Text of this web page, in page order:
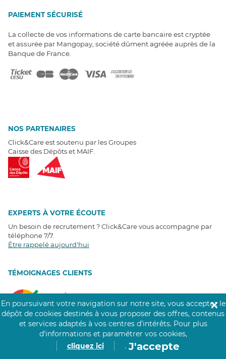
PAIEMENT SÉCURISÉ
La collecte de vos informations de carte bancaire est cryptée
et assurée par Mangopay, société dûment agréée auprès de la
Banque de France.
NOS PARTENAIRES
Click&Care est soutenu par les Groupes
Caisse des Dépôts et MAIF.
EXPERTS À VOTRE ÉCOUTE
Un besoin de recrutement ? Click&Care vous accompagne par
téléphone 7/7
Être rappelé aujourd'hui
TÉMOIGNAGES CLIENTS
4,6/5
Avis clientsrécoltés sur
Google
En poursuivant votre navigation sur notre site, vous acceptez le
dépôt de cookies destinés à vous proposer des offres, contenus
et services adaptés à vos centres d’intérêts. Pour plus
d’informations et paramétrer vos cookies,
cliquez ici
. J'accepte
✕